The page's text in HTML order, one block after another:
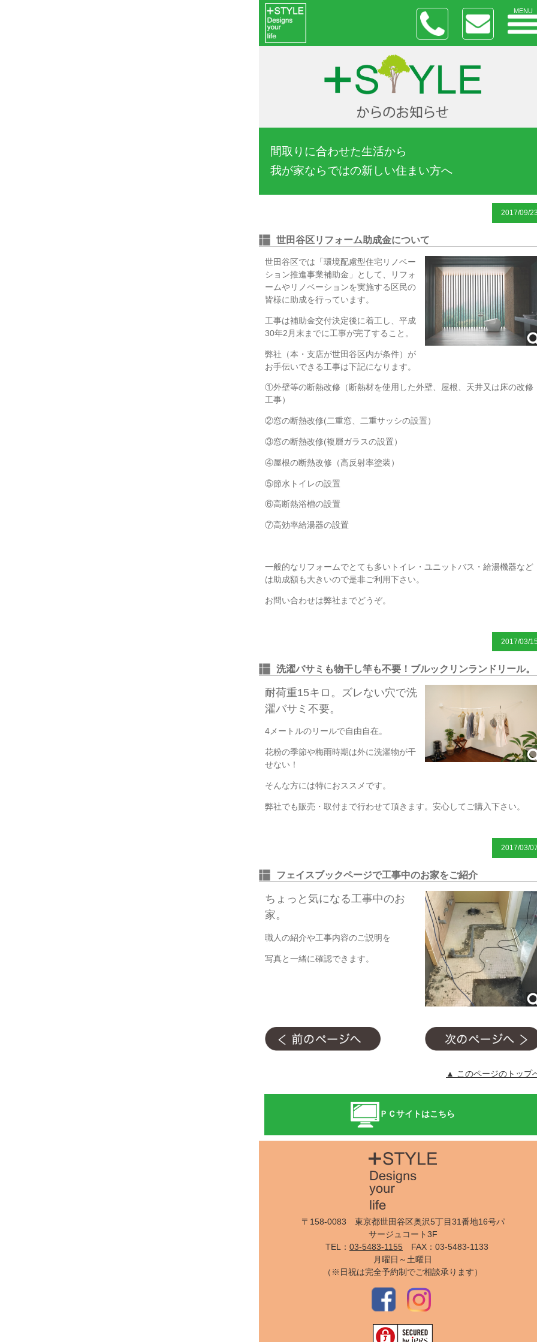
MENU
間取りに合わせた生活から
我が家ならではの新しい住まい方へ
2017/09/
世田谷区リフォーム助成金について
世田谷区では「環境配慮型住宅リノベー
ション推進事業補助金」として、リフォ
ームやリノベーションを実施する区民の
皆様に助成を行っています。
工事は補助金交付決定後に着工し、平成
30年2月末までに工事が完了すること。
弊社（本・支店が世田谷区内が条件）が
お手伝いできる工事は下記になります。
①外壁等の断熱改修（断熱材を使用した外壁、屋根、天井又は床の改修
工事）
②窓の断熱改修(二重窓、二重サッシの設置）
③窓の断熱改修(複層ガラスの設置）
④屋根の断熱改修（高反射率塗装）
⑤節水トイレの設置
⑥高断熱浴槽の設置
⑦高効率給湯器の設置
一般的なリフォームでとても多いトイレ・ユニットバス・給湯機器など
は助成額も大きいので是非ご利用下さい。
お問い合わせは弊社までどうぞ。
2017/03/
洗濯バサミも物干し竿も不要！ブルックリンランドリール。
耐荷重15キロ。ズレない穴で洗
濯バサミ不要。
4メートルのリールで自由自在。
花粉の季節や梅雨時期は外に洗濯物が干
せない！
そんな方には特におススメです。
弊社でも販売・取付まで行わせて頂きます。安心してご購入下さい。
2017/03/
フェイスブックページで工事中のお家をご紹介
ちょっと気になる工事中のお
家。
職人の紹介や工事内容のご説明を
写真と一緒に確認できます。
▲ このページのトップ
ＰＣサイトはこちら
〒158-0083 東京都世田谷区奥沢5丁目31番地16号パ
サージュコート3F
TEL： 03-5483-1155 FAX：03-5483-1133
月曜日～土曜日
（※日祝は完全予約制でご相談承ります）